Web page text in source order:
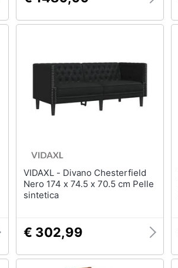
VIDAXL - Divano Chesterfield
Nero 174 x 74.5 x 70.5 cm Pelle
sintetica
€ 302,99